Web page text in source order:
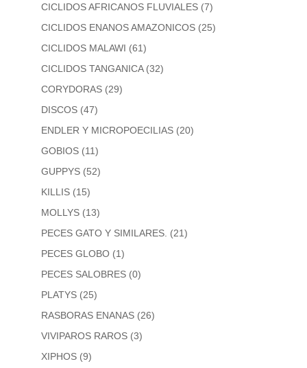
CICLIDOS AFRICANOS FLUVIALES (7)
CICLIDOS ENANOS AMAZONICOS (25)
CICLIDOS MALAWI (61)
CICLIDOS TANGANICA (32)
CORYDORAS (29)
DISCOS (47)
ENDLER Y MICROPOECILIAS (20)
GOBIOS (11)
GUPPYS (52)
KILLIS (15)
MOLLYS (13)
PECES GATO Y SIMILARES. (21)
PECES GLOBO (1)
PECES SALOBRES (0)
PLATYS (25)
RASBORAS ENANAS (26)
VIVIPAROS RAROS (3)
XIPHOS (9)